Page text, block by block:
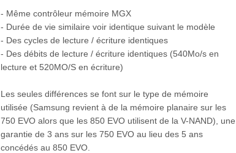
- Même contrôleur mémoire MGX
- Durée de vie similaire voir identique suivant le modèle
- Des cycles de lecture / écriture identiques
- Des débits de lecture / écriture identiques (540Mo/s en
lecture et 520MO/S en écriture)
Les seules différences se font sur le type de mémoire
utilisée (Samsung revient à de la mémoire planaire sur les
750 EVO alors que les 850 EVO utilisent de la V-NAND), une
garantie de 3 ans sur les 750 EVO au lieu des 5 ans
concédés au 850 EVO.